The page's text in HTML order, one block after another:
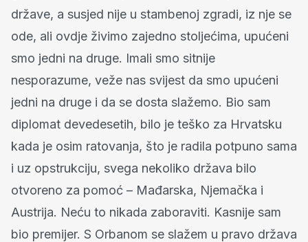
države, a susjed nije u stambenoj zgradi, iz nje se
ode, ali ovdje živimo zajedno stoljećima, upućeni
smo jedni na druge. Imali smo sitnije
nesporazume, veže nas svijest da smo upućeni
jedni na druge i da se dosta slažemo. Bio sam
diplomat devedesetih, bilo je teško za Hrvatsku
kada je osim ratovanja, što je radila potpuno sama
i uz opstrukciju, svega nekoliko država bilo
otvoreno za pomoć – Mađarska, Njemačka i
Austrija. Neću to nikada zaboraviti. Kasnije sam
bio premijer. S Orbanom se slažem u pravo država